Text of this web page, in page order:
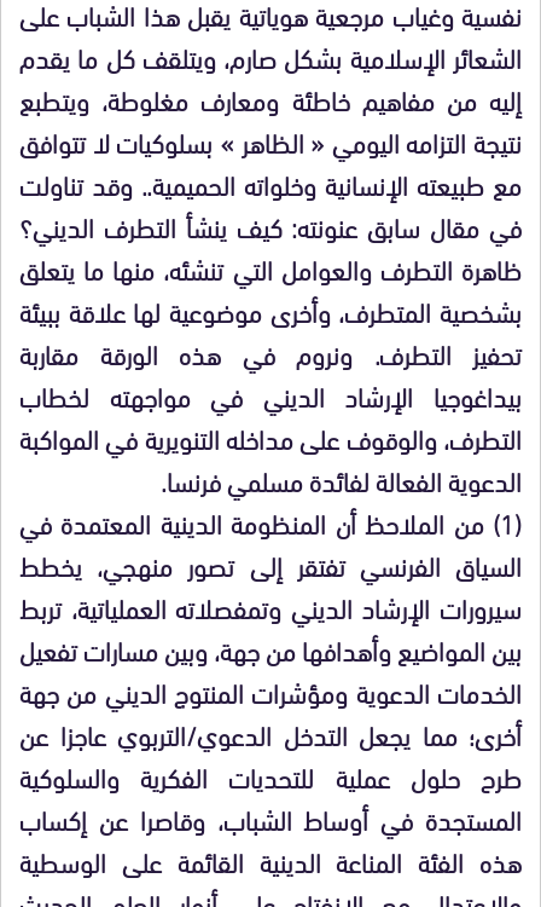
نفسية وغياب مرجعية هوياتية يقبل هذا الشباب على
الشعائر الإسلامية بشكل صارم، ويتلقف كل ما يقدم
إليه من مفاهيم خاطئة ومعارف مغلوطة، ويتطبع
نتيجة التزامه اليومي « الظاهر » بسلوكيات لا تتوافق
مع طبيعته الإنسانية وخلواته الحميمية.. وقد تناولت
في مقال سابق عنونته: كيف ينشأ التطرف الديني؟
ظاهرة التطرف والعوامل التي تنشئه، منها ما يتعلق
بشخصية المتطرف، وأخرى موضوعية لها علاقة ببيئة
تحفيز التطرف. ونروم في هذه الورقة مقاربة
بيداغوجيا الإرشاد الديني في مواجهته لخطاب
التطرف، والوقوف على مداخله التنويرية في المواكبة
الدعوية الفعالة لفائدة مسلمي فرنسا.
(1) من الملاحظ أن المنظومة الدينية المعتمدة في
السياق الفرنسي تفتقر إلى تصور منهجي، يخطط
سيرورات الإرشاد الديني وتمفصلاته العملياتية، تربط
بين المواضيع وأهدافها من جهة، وبين مسارات تفعيل
الخدمات الدعوية ومؤشرات المنتوج الديني من جهة
أخرى؛ مما يجعل التدخل الدعوي/التربوي عاجزا عن
طرح حلول عملية للتحديات الفكرية والسلوكية
المستجدة في أوساط الشباب، وقاصرا عن إكساب
هذه الفئة المناعة الدينية القائمة على الوسطية